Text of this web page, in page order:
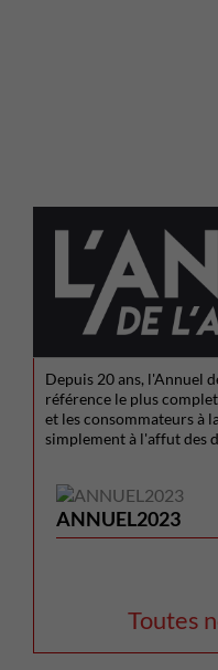
Depuis 20 ans, l'Annuel
référence le plus
et les consommateurs à
simplement à l'affut des
ANNUEL2023
Toutes